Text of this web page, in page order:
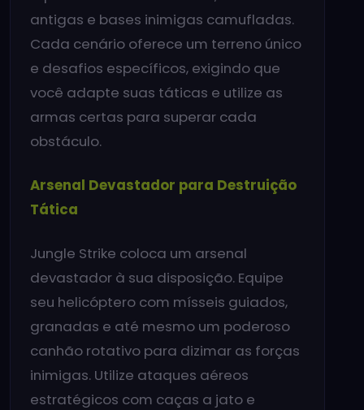
antigas e bases inimigas camufladas.
Cada cenário oferece um terreno único
e desafios específicos, exigindo que
você adapte suas táticas e utilize as
armas certas para superar cada
obstáculo.
Arsenal Devastador para Destruição
Tática
Jungle Strike coloca um arsenal
devastador à sua disposição. Equipe
seu helicóptero com mísseis guiados,
granadas e até mesmo um poderoso
canhão rotativo para dizimar as forças
inimigas. Utilize ataques aéreos
estratégicos com caças a jato e